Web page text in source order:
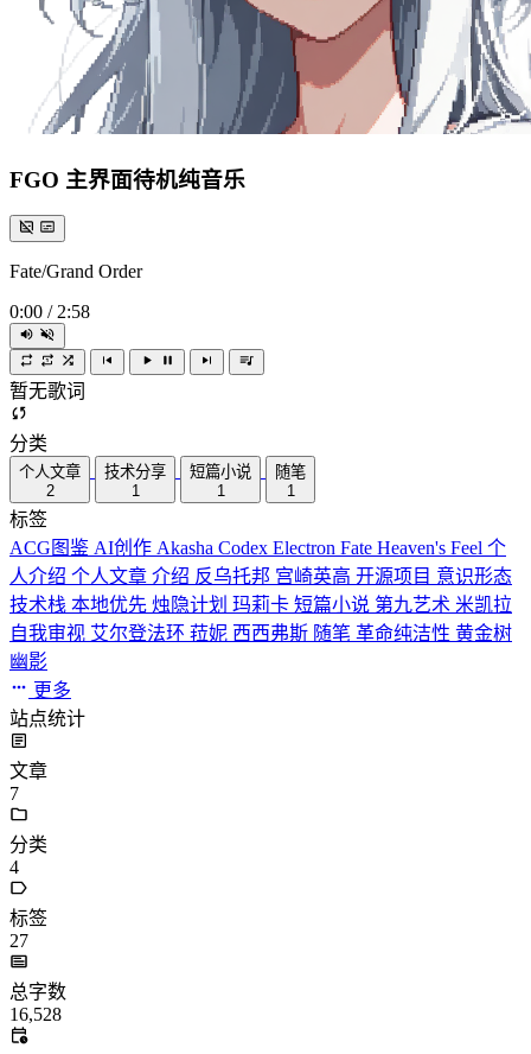
FGO 主界面待机纯音乐
Fate/Grand Order
0:00 / 2:58
暂无歌词
分类
个人文章
2
技术分享
1
短篇小说
1
随笔
1
标签
ACG图鉴 AI创作 Akasha Codex Electron Fate Heaven's Feel 个
人介绍 个人文章 介绍 反乌托邦 宫崎英高 开源项目 意识形态
技术栈 本地优先 烛隐计划 玛莉卡 短篇小说 第九艺术 米凯拉
自我审视 艾尔登法环 菈妮 西西弗斯 随笔 革命纯洁性 黄金树
幽影
更多
站点统计
文章
7
分类
4
标签
27
总字数
16,528